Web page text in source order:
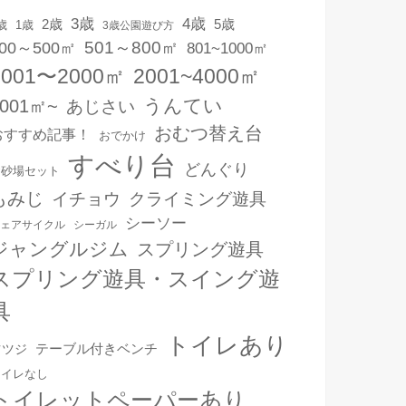
1歳 2歳 3歳 3歳公園遊び方 4歳 5歳
～500㎡ 501～800㎡ 801~1000㎡
〜2000㎡ 2001~4000㎡
㎡~ あじさい うんてい
すすめ記事！ おでかけ おむつ替え台
場セット すべり台 どんぐり
みじ イチョウ クライミング遊具
アサイクル シーガル シーソー
ャングルジム スプリング遊具
プリング遊具・スイング遊
ジ テーブル付きベンチ トイレあり
イレなし
イレットペーパーあり